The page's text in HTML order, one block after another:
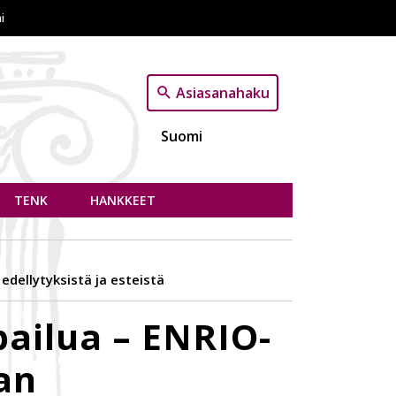
Asiasanahaku
Suomi
TENK HANKKEET
ja esteistä
– ENRIO-